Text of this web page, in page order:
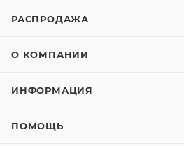
РАСПРОДАЖА
О КОМПАНИИ
ИНФОРМАЦИЯ
ПОМОЩЬ